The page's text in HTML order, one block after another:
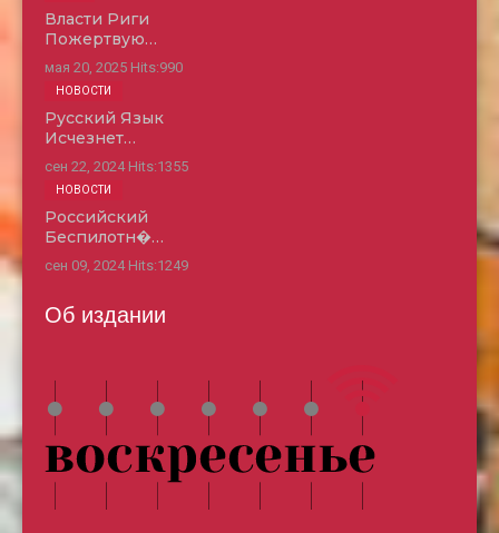
Власти Риги
Пожертвую…
мая 20, 2025 Hits:990
Русский Язык
Исчезнет…
сен 22, 2024 Hits:1355
НОВОСТИ
Российский
Беспилотн�…
сен 09, 2024 Hits:1249
НОВОСТИ
Об издании